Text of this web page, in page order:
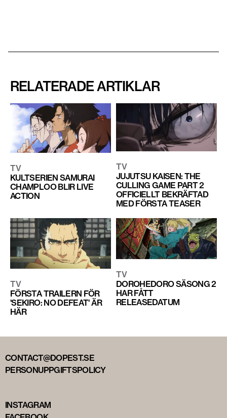
RELATERADE ARTIKLAR
TV
KULTSERIEN SAMURAI
CHAMPLOO BLIR LIVE
ACTION
TV
JUJUTSU KAISEN: THE
CULLING GAME PART 2
OFFICIELLT BEKRÄFTAD
MED FÖRSTA TEASER
TV
FÖRSTA TRAILERN FÖR
'SEKIRO: NO DEFEAT' ÄR
HÄR
TV
DOROHEDORO SÄSONG 2
HAR FÅTT
RELEASEDATUM
CONTACT@DOPEST.SE
PERSONUPPGIFTSPOLICY
INSTAGRAM